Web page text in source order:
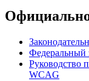
Федеральный
Руководство
WCAG